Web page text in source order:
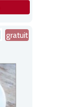
gratuit